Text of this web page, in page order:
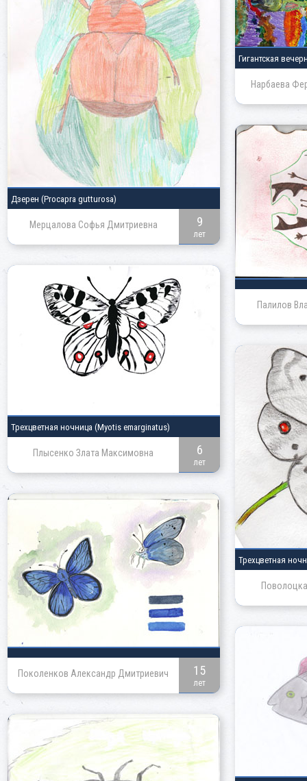
Дзерен (Procapra gutturosa)
Мерцалова Софья Дмитриевна 9
лет
Гигантская
Нарбаева
Палилов
Трехцветная ночница (Myotis emarginatus)
Плысенко Злата Максимовна 6
лет
Трехцветная
Поколенков Александр Дмитриевич 15
лет